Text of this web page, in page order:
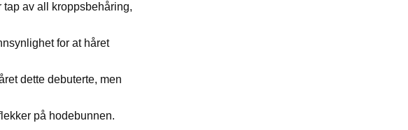
av all kroppsbehåring,
for at håret
dette debuterte, men
på hodebunnen.